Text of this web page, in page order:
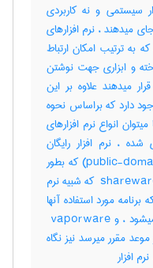
سیستمی و نه کاربردی
میدهند ، نرم افزارهای
به ترتیب امکان ارتباط
و ابزاری جهت نوشتن
میدهند علاوه بر این
دارد که براساس نحوه
انواع نرم افزارهای
، نرم افزار رایگان
(‎freeware) و نرم افزار همگانی (‎public-domain) که بطور
رایگان در اختیار کاربران قرار میگیرند ، ‎ shareware که شبیه نرم
برنامه مورد استفاده آنها
قرار گرفته درخواست یک مبلغ جزئی میشود ، و ‎ vaporware
موعد مقرر میرسد نیز نگاه